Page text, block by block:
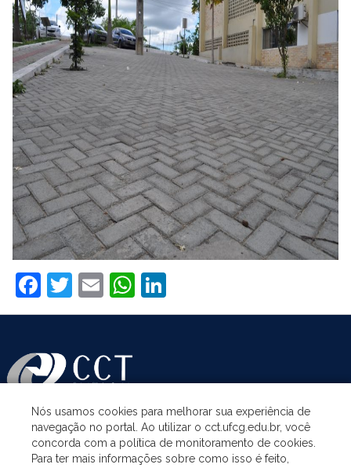
Facebook
Twitter
EmailWhatsApp
ASSUNTOS
Nós usamos cookies para melhorar sua experiência de
navegação no portal. Ao utilizar o cct.ufcg.edu.br, você
concorda com a política de monitoramento de cookies.
Para ter mais informações sobre como isso é feito,